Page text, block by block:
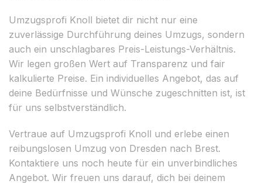
Umzugsprofi Knoll bietet dir nicht nur eine
zuverlässige Durchführung deines Umzugs, sondern
auch ein unschlagbares Preis-Leistungs-Verhältnis.
Wir legen großen Wert auf Transparenz und fair
kalkulierte Preise. Ein individuelles Angebot, das auf
deine Bedürfnisse und Wünsche zugeschnitten ist, ist
für uns selbstverständlich.
Vertraue auf Umzugsprofi Knoll und erlebe einen
reibungslosen Umzug von Dresden nach Brest.
Kontaktiere uns noch heute für ein unverbindliches
Angebot. Wir freuen uns darauf, dich bei deinem